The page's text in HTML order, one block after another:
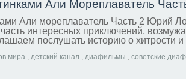
Али Мореплаватель
Али мореплаватель Часть 2 Юрий
интересных приключений,
послушать историю о хитрости и
мира , детский канал , диафильмы , советские